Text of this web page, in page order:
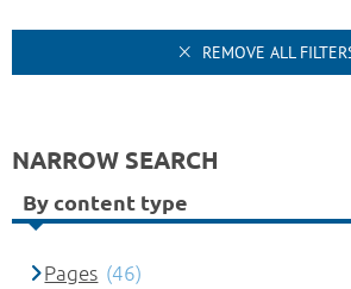
REMOVE ALL
NARROW SEARCH
By content type
Pages (46)